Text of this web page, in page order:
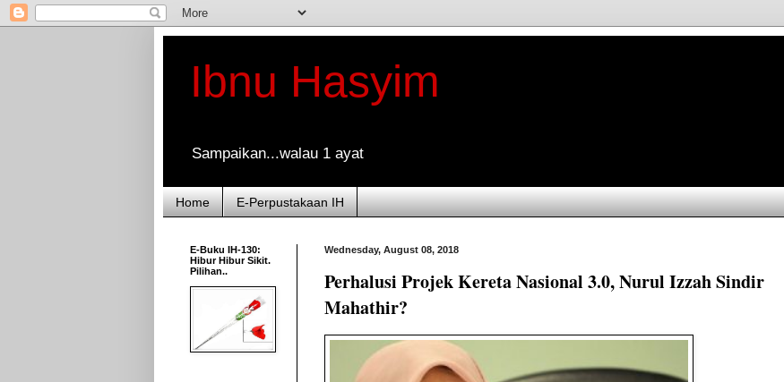
Ibnu Hasyim
Sampaikan...walau 1 ayat
Home E-Perpustakaan IH
Wednesday, August 08, 2018
Perhalusi Projek Kereta Nasional 3.0, Nurul Izzah Sindir
Mahathir?
E-Buku IH-130:
Hibur Hibur Sikit.
Pilihan..